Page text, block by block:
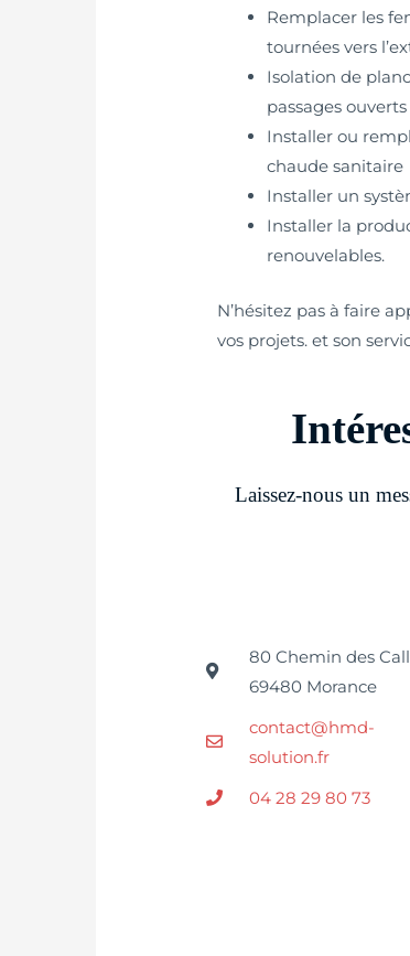
Remplacer les
tournées vers
Isolation de
passages ouverts
Installer ou
chaude sanitaire
Installer un
Installer la
renouvelables.
N’hésitez pas à faire
vos projets. et son
Laissez-nous un
80 Chemin des
69480 Morance
contact@hmd-
solution.fr
04 28 29 80 73